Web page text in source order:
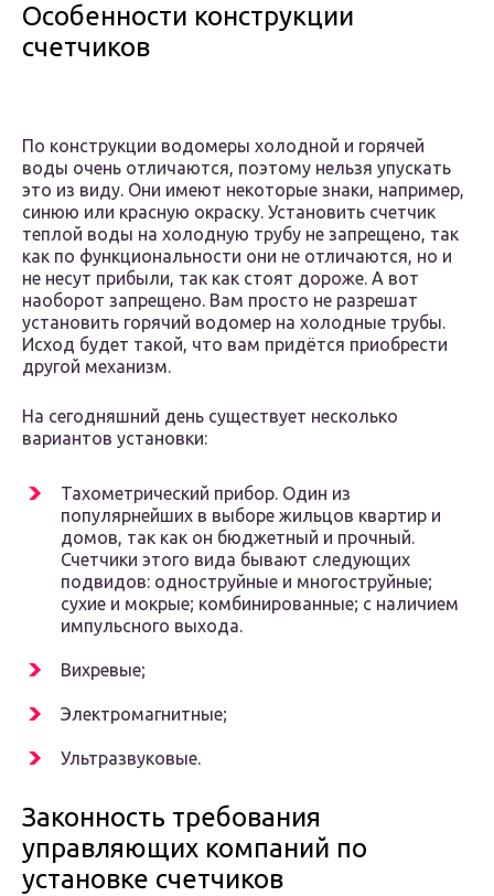
Особенности конструкции
счетчиков
По конструкции водомеры холодной и горячей
воды очень отличаются, поэтому нельзя упускать
это из виду. Они имеют некоторые знаки, например,
синюю или красную окраску. Установить счетчик
теплой воды на холодную трубу не запрещено, так
как по функциональности они не отличаются, но и
не несут прибыли, так как стоят дороже. А вот
наоборот запрещено. Вам просто не разрешат
установить горячий водомер на холодные трубы.
Исход будет такой, что вам придётся приобрести
другой механизм.
На сегодняшний день существует несколько
вариантов установки:
Тахометрический прибор. Один из
популярнейших в выборе жильцов квартир и
домов, так как он бюджетный и прочный.
Счетчики этого вида бывают следующих
подвидов: одноструйные и многоструйные;
сухие и мокрые; комбинированные; с наличием
импульсного выхода.
Вихревые;
Электромагнитные;
Ультразвуковые.
Законность требования
управляющих компаний по
установке счетчиков